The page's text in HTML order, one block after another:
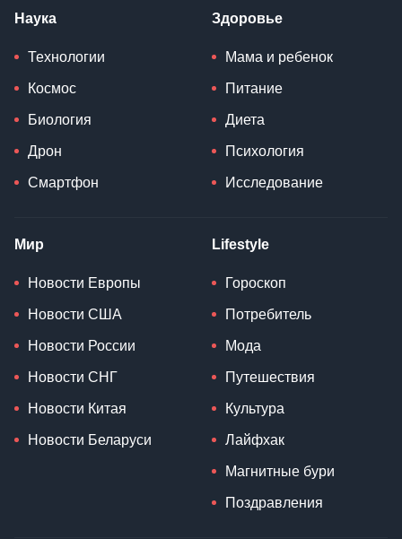
Наука
Технологии
Космос
Биология
Дрон
Смартфон
Здоровье
Мама и ребенок
Питание
Диета
Психология
Исследование
Мир
Новости Европы
Новости США
Новости России
Новости СНГ
Новости Китая
Новости Беларуси
Lifestyle
Гороскоп
Потребитель
Мода
Путешествия
Культура
Лайфхак
Магнитные бури
Поздравления